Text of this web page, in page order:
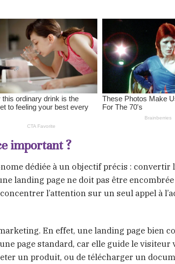
important ?
dédiée à un objectif précis : convertir
landing page ne doit pas être
l’attention sur un seul appel à
En effet, une landing page bien
page standard, car elle guide le visiteur
un produit, ou de télécharger un